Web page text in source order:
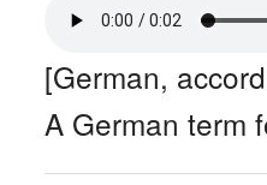
[German,
A German term